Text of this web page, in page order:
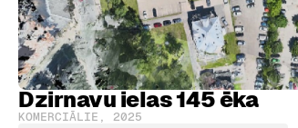
Dzirnavu ielas 145 ēka
KOMERCIĀLIE , 2025